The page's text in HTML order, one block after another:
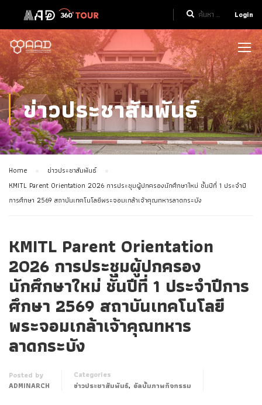
Login
ข่าวประชาสัมพันธ์
Home
ข่าวประชาสัมพันธ์
KMITL Parent Orientation 2026 การประชุมผู้ปกครองนักศึกษาใหม่ ชั้นปีที่ 1 ประจำปี
การศึกษา 2569 สถาบันเทคโนโลยีพระจอมเกล้าเจ้าคุณทหารลาดกระบัง
KMITL Parent Orientation
2026 การประชุมผู้ปกครอง
นักศึกษาใหม่ ชั้นปีที่ 1 ประจำปีการ
ศึกษา 2569 สถาบันเทคโนโลยี
พระจอมเกล้าเจ้าคุณทหาร
ลาดกระบัง
Posted by
ADMINARCH
Categories
ข่าวประชาสัมพันธ์, อัลบั้มภาพกิจกรรม